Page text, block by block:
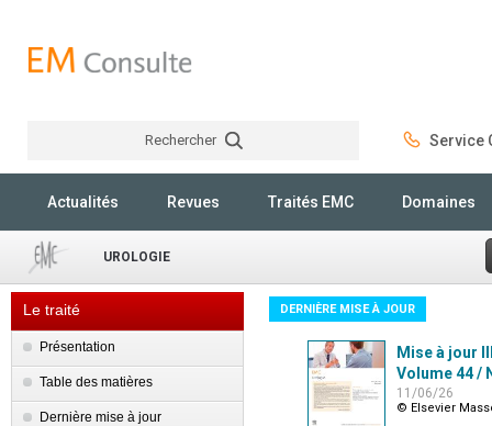
Rechercher Service
Actualités Revues Traités EMC Domaines
UROLOGIE
Le traité
Présentation
Table des matières
Dernière mise à jour
DERNIÈRE MISE À JOUR
Mise à jour
Volume 44 /
11/06/26
© Elsevier